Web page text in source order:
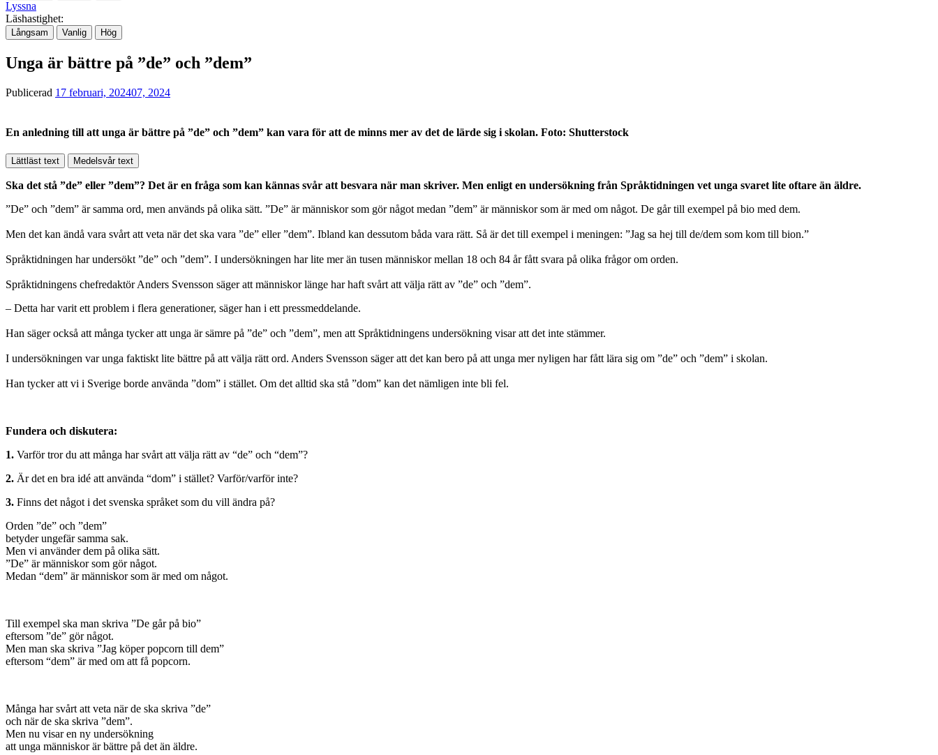
Lyssna
Läshastighet:
Långsam Vanlig Hög
Unga är bättre på ”de” och ”dem”
Publicerad 17 februari, 202407, 2024
En anledning till att unga är bättre på ”de” och ”dem” kan vara för att de minns mer av det de lärde sig i skolan. Foto: Shutterstock
Lättläst text Medelsvår text
Ska det stå ”de” eller ”dem”? Det är en fråga som kan kännas svår att besvara när man skriver. Men enligt en undersökning från Språktidningen vet unga svaret lite oftare än äldre.
”De” och ”dem” är samma ord, men används på olika sätt. ”De” är människor som gör något medan ”dem” är människor som är med om något. De går till exempel på bio med dem.
Men det kan ändå vara svårt att veta när det ska vara ”de” eller ”dem”. Ibland kan dessutom båda vara rätt. Så är det till exempel i meningen: ”Jag sa hej till de/dem som kom till bion.”
Språktidningen har undersökt ”de” och ”dem”. I undersökningen har lite mer än tusen människor mellan 18 och 84 år fått svara på olika frågor om orden.
Språktidningens chefredaktör Anders Svensson säger att människor länge har haft svårt att välja rätt av ”de” och ”dem”.
– Detta har varit ett problem i flera generationer, säger han i ett pressmeddelande.
Han säger också att många tycker att unga är sämre på ”de” och ”dem”, men att Språktidningens undersökning visar att det inte stämmer.
I undersökningen var unga faktiskt lite bättre på att välja rätt ord. Anders Svensson säger att det kan bero på att unga mer nyligen har fått lära sig om ”de” och ”dem” i skolan.
Han tycker att vi i Sverige borde använda ”dom” i stället. Om det alltid ska stå ”dom” kan det nämligen inte bli fel.
Fundera och diskutera:
1. Varför tror du att många har svårt att välja rätt av “de” och “dem”?
2. Är det en bra idé att använda “dom” i stället? Varför/varför inte?
3. Finns det något i det svenska språket som du vill ändra på?
Orden ”de” och ”dem”
betyder ungefär samma sak.
Men vi använder dem på olika sätt.
”De” är människor som gör något.
Medan “dem” är människor som är med om något.
Till exempel ska man skriva ”De går på bio”
eftersom ”de” gör något.
Men man ska skriva ”Jag köper popcorn till dem”
eftersom “dem” är med om att få popcorn.
Många har svårt att veta när de ska skriva ”de”
och när de ska skriva ”dem”.
Men nu visar en ny undersökning
att unga människor är bättre på det än äldre.